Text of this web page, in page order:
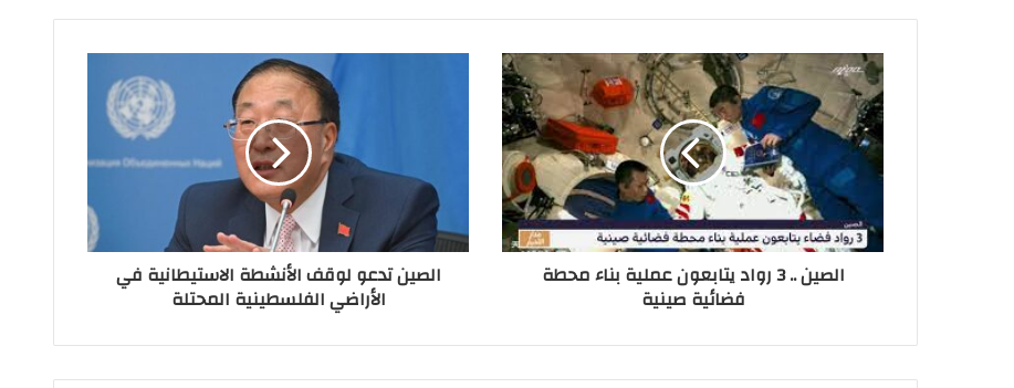
الصين .. 3 رواد يتابعون عملية بناء محطة
فضائية صينية
الصين تدعو لوقف الأنشطة الاستيطانية في
الأراضي الفلسطينية المحتلة